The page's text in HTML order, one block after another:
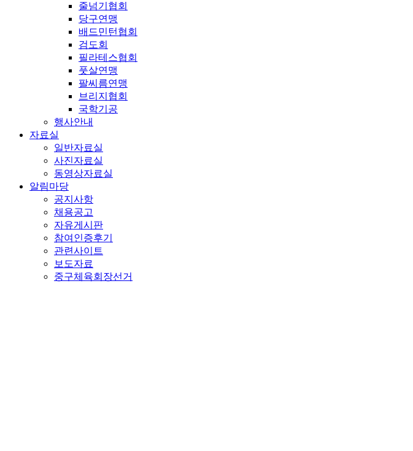
줄넘기협회
당구연맹
배드민턴협회
검도회
필라테스협회
풋살연맹
팔씨름연맹
브리지협회
국학기공
행사안내
자료실
일반자료실
사진자료실
동영상자료실
알림마당
공지사항
채용공고
자유게시판
참여인증후기
관련사이트
보도자료
중구체육회장선거